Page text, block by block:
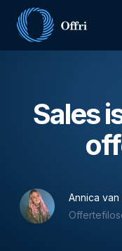
Sales
Annica